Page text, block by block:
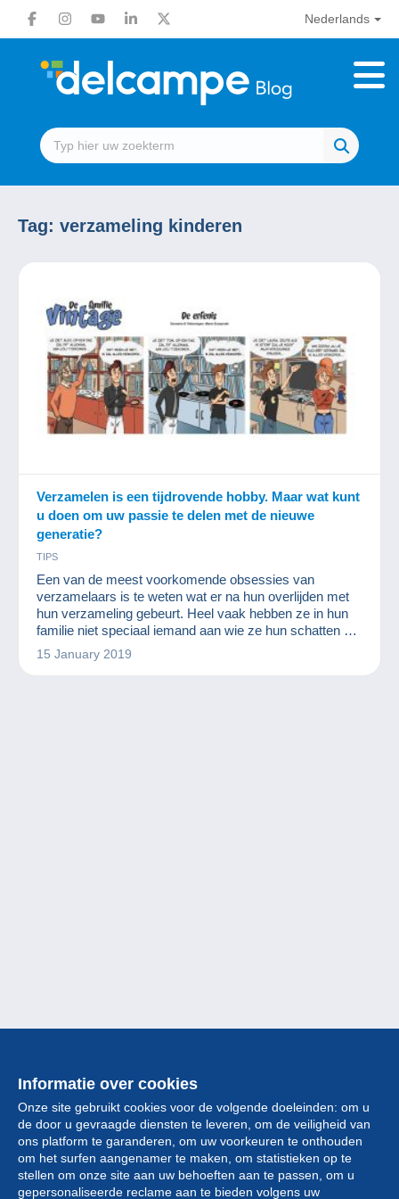
Nederlands
Tag: verzameling kinderen
Verzamelen is een tijdrovende hobby. Maar wat kunt
u doen om uw passie te delen met de nieuwe
generatie?
TIPS
Een van de meest voorkomende obsessies van
verzamelaars is te weten wat er na hun overlijden met
hun verzameling gebeurt. Heel vaak hebben ze in hun
familie niet speciaal iemand aan wie ze hun schatten die
ze in de loop der jaren hebben verzameld kunnen
toevertrouwen.
15 January 2019
Informatie over cookies
Onze site gebruikt cookies voor de volgende doeleinden: om u
de door u gevraagde diensten te leveren, om de veiligheid van
ons platform te garanderen, om uw voorkeuren te onthouden
om het surfen aangenamer te maken, om statistieken op te
stellen om onze site aan uw behoeften aan te passen, om u
gepersonaliseerde reclame aan te bieden volgens uw